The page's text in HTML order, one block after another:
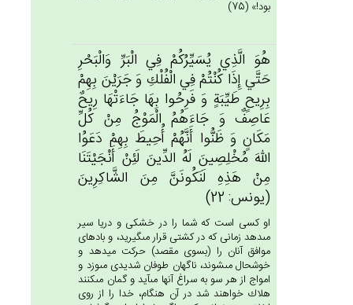
بود!» (75)
هُوَ الَّذِي‌ يُسَيِّرُكُم‌ْ فِي‌ الْبَرِّ وَالْبَحْرِ
حَتَّي‌ إِذَا كُنْتُم‌ْ فِي‌ الْفُلْك‌ِ وَ جَرَيْن‌َ بِهِمْ‌
بِرِيح‌ٍ طَيِّبَة‌ٍ وَ فَرِحُوا بِهَا جَاءَتْهَا رِيح‌ٌ
عَاصِف‌ٌ وَ جَاءَهُم‌ُ الْمَوْج‌ُ مِنْ‌ كُل‌ِّ
مَكَان‌ٍ وَ ظَنُّوا أَنَّهُم‌ْ أُحِيط‌َ بِهِم‌ْ دَعَوُا
الله‌َ مُخْلِصِين‌َ لَه‌ُ الدِّين‌َ لَئِن‌ْ أَنْجَيْتَنَا
مِن‌ْ هَذِه‌ِ لَنَكُونَن‌َّ مِن‌َ الشَّاكِرِين‌َ
(يونس: 22)
او كسى است كه شما را در خشكى و دريا سير
مى‏دهد زمانى كه در كشتى قرار مى‏گيريد، و بادهاى
موافق آنان را (بسوى مقصد) حركت ميدهد و
خوشحال مى‏شوند، ناگهان طوفان شديدى مى‏وزد و
امواج از هر سو به سراغ آنها مى‏آيد و گمان مى‏كنند
هلاك خواهند شد در آن هنگام، خدا را از روى